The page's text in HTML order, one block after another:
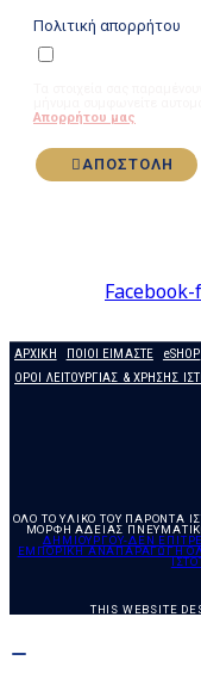
Πολιτική απορρήτου
Απορρήτου μας
ΑΠΟΣΤΟΛΗ
Facebook-f
ΑΡΧΙΚΗ ΠΟΙΟΙ ΕΙΜΑΣΤΕ eSHOP
ΟΡΟΙ ΛΕΙΤΟΥΡΓΙΑΣ & ΧΡΗΣΗΣ
ΌΛΟ ΤΟ ΥΛΙΚΌ ΤΟΥ ΠΑΡΌΝΤΑ
ΜΟΡΦΉ ΑΔΕΊΑΣ
ΔΗΜΙΟΥΡΓΟΎ-ΔΕΝ
ΕΜΠΟΡΙΚΉ ΑΝΑΠΑΡΑΓΩΓΉ
THIS WEBSITE